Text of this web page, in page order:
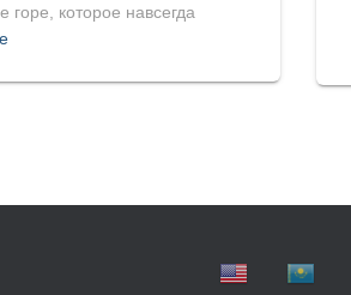
горе, которое навсегда